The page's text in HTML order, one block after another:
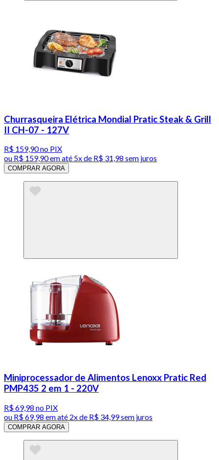
Churrasqueira Elétrica Mondial Pratic Steak & Grill
II CH-07 - 127V
R$ 159,90no PIX
ou R$ 159,90em até 5x de R$ 31,98 sem juros
COMPRAR AGORA
Miniprocessador de Alimentos Lenoxx Pratic Red
PMP435 2 em 1 - 220V
R$ 69,98 no PIX
ou R$ 69,98 em até 2x de R$ 34,99 sem juros
COMPRAR AGORA